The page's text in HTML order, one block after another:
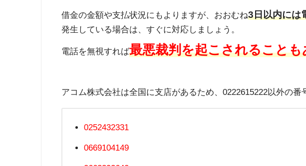
借金の金額や支払状況にもよりますが、おおむね3日以内には
発生している場合は、すぐに対応しましょう。
電話を無視すれば最悪裁判を起こされること
アコム株式会社は全国に支店があるため、0222615222以外の番
0252432331
0669104149